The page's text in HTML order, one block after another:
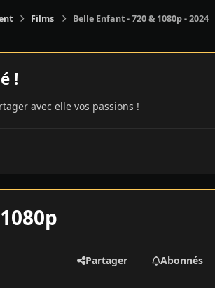
Films Belle Enfant - 720 & 1080p - 2024
!
avec elle vos passions !
Partager Abonnés